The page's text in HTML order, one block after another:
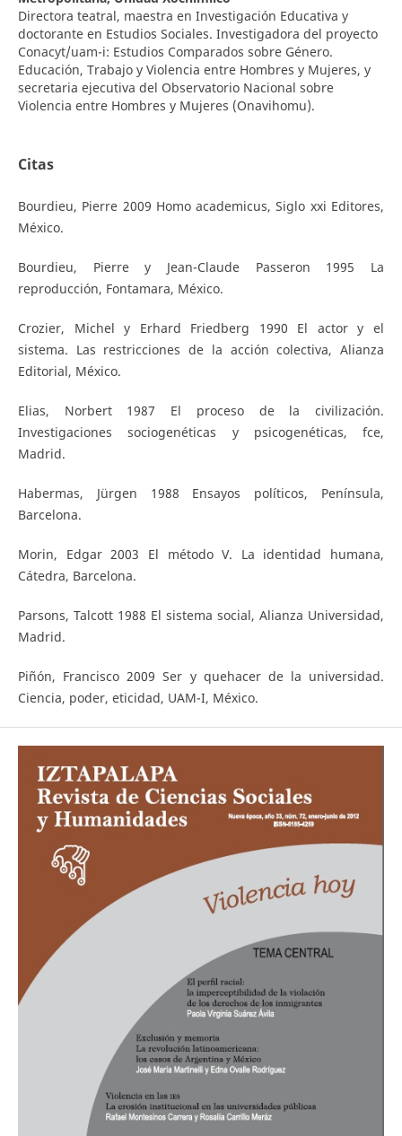
Directora teatral, maestra en Investigación Educativa y
doctorante en Estudios Sociales. Investigadora del proyecto
Conacyt/uam-i: Estudios Comparados sobre Género.
Educación, Trabajo y Violencia entre Hombres y Mujeres, y
secretaria ejecutiva del Observatorio Nacional sobre
Violencia entre Hombres y Mujeres (Onavihomu).
Citas
Bourdieu, Pierre 2009 Homo academicus, Siglo xxi Editores,
México.
Bourdieu, Pierre y Jean-Claude Passeron 1995 La
reproducción, Fontamara, México.
Crozier, Michel y Erhard Friedberg 1990 El actor y el
sistema. Las restricciones de la acción colectiva, Alianza
Editorial, México.
Elias, Norbert 1987 El proceso de la civilización.
Investigaciones sociogenéticas y psicogenéticas, fce,
Madrid.
Habermas, Jürgen 1988 Ensayos políticos, Península,
Barcelona.
Morin, Edgar 2003 El método V. La identidad humana,
Cátedra, Barcelona.
Parsons, Talcott 1988 El sistema social, Alianza Universidad,
Madrid.
Piñón, Francisco 2009 Ser y quehacer de la universidad.
Ciencia, poder, eticidad, UAM-I, México.